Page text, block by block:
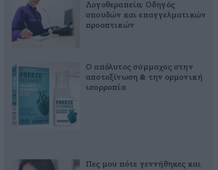
Λογοθεραπεία; Οδηγός
σπουδών και επαγγελματικών
προοπτικών
Ο απόλυτος σύμμαχος στην
αποτοξίνωση & την ορμονική
ισορροπία
Πες μου πότε γεννήθηκες και